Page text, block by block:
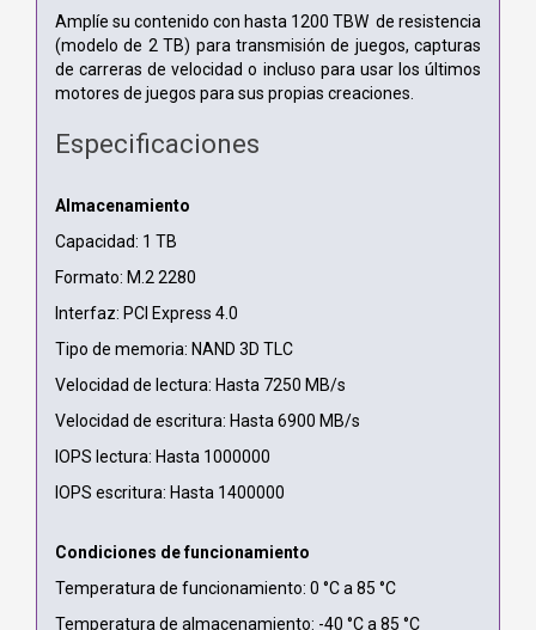
Amplíe su contenido con hasta 1200 TBW de resistencia
(modelo de 2 TB) para transmisión de juegos, capturas
de carreras de velocidad o incluso para usar los últimos
motores de juegos para sus propias creaciones.
Especificaciones
Almacenamiento
Capacidad: 1 TB
Formato: M.2 2280
Interfaz: PCI Express 4.0
Tipo de memoria: NAND 3D TLC
Velocidad de lectura: Hasta 7250 MB/s
Velocidad de escritura: Hasta 6900 MB/s
IOPS lectura: Hasta 1000000
IOPS escritura: Hasta 1400000
Condiciones de funcionamiento
Temperatura de funcionamiento: 0 °C a 85 °C
Temperatura de almacenamiento: -40 °C a 85 °C